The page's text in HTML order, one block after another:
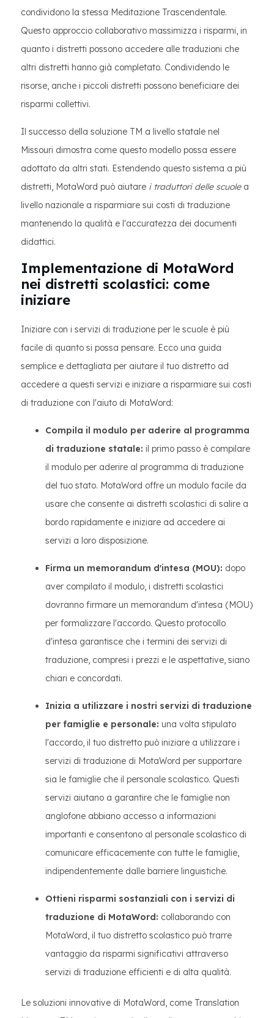
condividono la stessa Meditazione Trascendentale.
Questo approccio collaborativo massimizza i risparmi, in
quanto i distretti possono accedere alle traduzioni che
altri distretti hanno già completato. Condividendo le
risorse, anche i piccoli distretti possono beneficiare dei
risparmi collettivi.
Il successo della soluzione TM a livello statale nel
Missouri dimostra come questo modello possa essere
adottato da altri stati. Estendendo questo sistema a più
distretti, MotaWord può aiutare i traduttori delle scuolea
livello nazionale a risparmiare sui costi di traduzione
mantenendo la qualità e l'accuratezza dei documenti
didattici.
Implementazione di MotaWord
nei distretti scolastici: come
iniziare
Iniziare con i servizi di traduzione per le scuole è più
facile di quanto si possa pensare. Ecco una guida
semplice e dettagliata per aiutare il tuo distretto ad
accedere a questi servizi e iniziare a risparmiare sui costi
di traduzione con l'aiuto di MotaWord:
Compila il modulo per aderire al programma
di traduzione statale: il primo passo è compilare
il modulo per aderire al programma di traduzione
del tuo stato. MotaWord offre un modulo facile da
usare che consente ai distretti scolastici di salire a
bordo rapidamente e iniziare ad accedere ai
servizi a loro disposizione.
Firma un memorandum d'intesa (MOU): dopo
aver compilato il modulo, i distretti scolastici
dovranno firmare un memorandum d'intesa (MOU)
per formalizzare l'accordo. Questo protocollo
d'intesa garantisce che i termini dei servizi di
traduzione, compresi i prezzi e le aspettative, siano
chiari e concordati.
Inizia a utilizzare i nostri servizi di traduzione
per famiglie e personale: una volta stipulato
l'accordo, il tuo distretto può iniziare a utilizzare i
servizi di traduzione di MotaWord per supportare
sia le famiglie che il personale scolastico. Questi
servizi aiutano a garantire che le famiglie non
anglofone abbiano accesso a informazioni
importanti e consentono al personale scolastico di
comunicare efficacemente con tutte le famiglie,
indipendentemente dalle barriere linguistiche.
Ottieni risparmi sostanziali con i servizi di
traduzione di MotaWord: collaborando con
MotaWord, il tuo distretto scolastico può trarre
vantaggio da risparmi significativi attraverso
servizi di traduzione efficienti e di alta qualità.
Le soluzioni innovative di MotaWord, come Translation